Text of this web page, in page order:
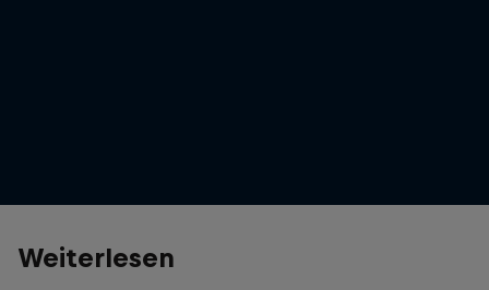
Weiterlesen